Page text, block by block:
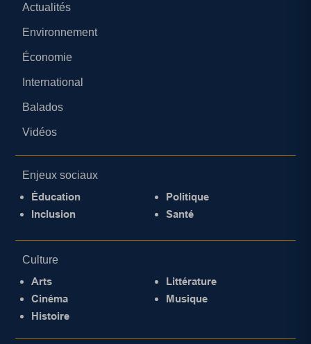
Actualités
Environnement
Économie
International
Balados
Vidéos
Enjeux sociaux
Éducation
Inclusion
Politique
Santé
Culture
Arts
Cinéma
Histoire
Littérature
Musique